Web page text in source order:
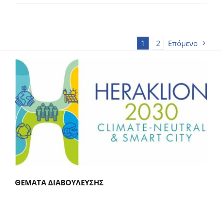
1 2 Επόμενο
ΘΕΜΑΤΑ ΔΙΑΒΟΥΛΕΥΣΗΣ